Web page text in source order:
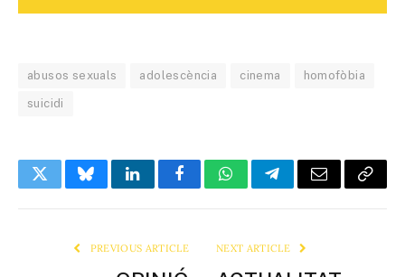
abusos sexuals adolescència cinema homofòbia
suicidi
TwitterBlueskyLinkedInFacebookWhatsAppTelegramEmail Copy
PREVIOUS ARTICLE NEXT ARTICLE